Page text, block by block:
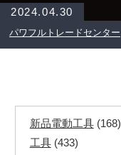
2024.04.30
パワフルトレードセンター
新品電動工具(168)
工具(433)